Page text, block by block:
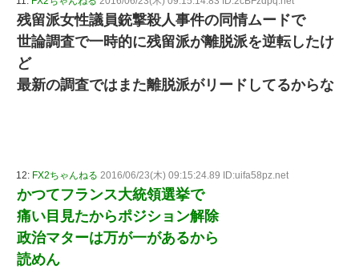
残留派女性議員銃撃殺人事件の同情ムードで
世論調査で一時的に残留派が離脱派を逆転したけ
ど
最新の調査ではまた離脱派がリードしてるからな
12: FX2ちゃんねる 2016/06/23(木) 09:15:24.89 ID:uifa58pz.net
かつてフランス大統領選挙で
痛い目見たからポジション解除
政治マターは万が一があるから
読めん